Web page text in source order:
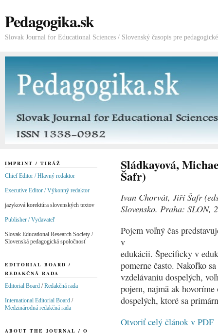
Pedagogika.sk
Slovak Journal for Educational Sciences / Slovenský časopis pre
Sládkayová,
Šafr)
Ivan Chorvát, Jiří Šafr
Slovensko. Praha: SLON,
Pojem voľný čas
v
edukácii. Špecificky v
pomerne často. Nakoľko
vzdelávaniu dospelých,
pojem, najmä ak
dospelých, ktoré sa
Otvoriť celý článok v PDF
IMPRINT / TIRÁŽ
Chief Editor / Hlavný redaktor
Executive Editor / Výkonný redaktor
jazyková korektúra slovenských textov
Publisher / Vydavateľ
Slovak Educational Research Society /
Slovenská pedagogická spoločnosť
EDITORIAL BOARD /
REDAKČNÁ RADA
Editorial Board /Redakčná rada
International Editorial Board /
Medzinárodná redakčná rada
ABOUT THE JOURNAL / O